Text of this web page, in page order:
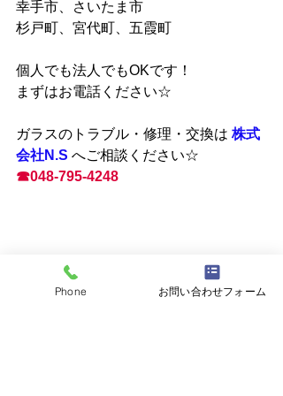
幸手市、さいたま市
杉戸町、宮代町、五霞町
個人でも法人でもOKです！
まずはお電話ください☆
ガラスのトラブル・修理・交換は 株式
会社N.S へご相談ください☆
☎048-795-4248
Phone お問い合わせフォーム